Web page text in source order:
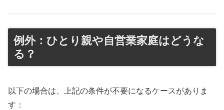
例外：ひとり親や自営業家庭はどうな
る？
以下の場合は、上記の条件が不要になるケースがありま
す：